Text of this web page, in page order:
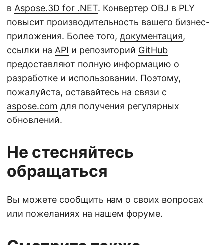
в Aspose.3D for .NET. Конвертер OBJ в PLY
повысит производительность вашего бизнес-
приложения. Более того, документация,
ссылки на API и репозиторий GitHub
предоставляют полную информацию о
разработке и использовании. Поэтому,
пожалуйста, оставайтесь на связи с
aspose.com для получения регулярных
обновлений.
Не стесняйтесь
обращаться
Вы можете сообщить нам о своих вопросах
или пожеланиях на нашем форуме.